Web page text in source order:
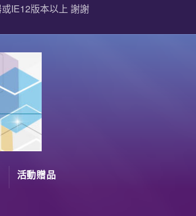
IE12版本以上 謝謝
活動贈品